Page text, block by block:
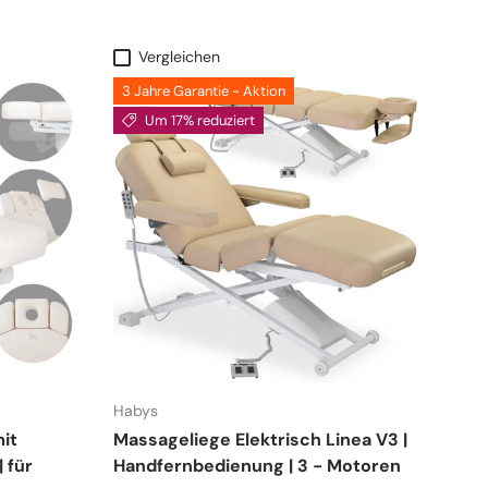
für
Vergleichen
3 Jahre Garantie - Aktion
Um 17% reduziert
Habys
Massageliege Elektrisch Linea V3 |
Handfernbedienung | 3 - Motoren